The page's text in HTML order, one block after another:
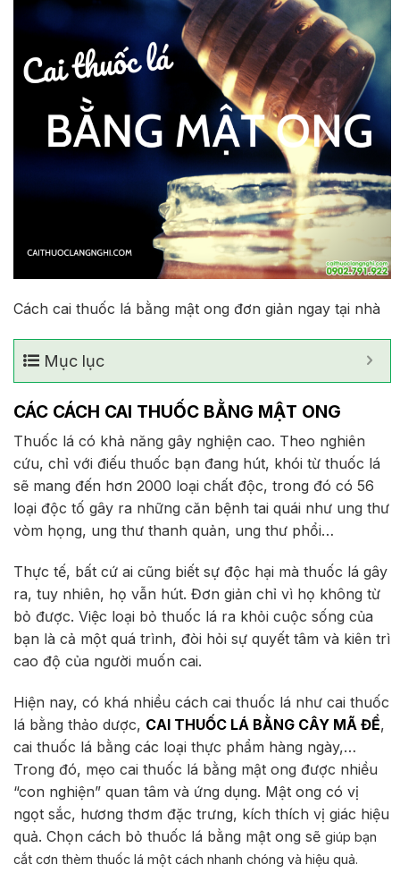
Cách cai thuốc lá bằng mật ong đơn giản ngay tại nhà
Mục lục
CÁC CÁCH CAI THUỐC BẰNG MẬT ONG
Thuốc lá có khả năng gây nghiện cao. Theo nghiên
cứu, chỉ với điếu thuốc bạn đang hút, khói từ thuốc lá
sẽ mang đến hơn 2000 loại chất độc, trong đó có 56
loại độc tố gây ra những căn bệnh tai quái như ung thư
vòm họng, ung thư thanh quản, ung thư phổi…
Thực tế, bất cứ ai cũng biết sự độc hại mà thuốc lá gây
ra, tuy nhiên, họ vẫn hút. Đơn giản chỉ vì họ không từ
bỏ được. Việc loại bỏ thuốc lá ra khỏi cuộc sống của
bạn là cả một quá trình, đòi hỏi sự quyết tâm và kiên trì
cao độ của người muốn cai.
Hiện nay, có khá nhiều cách cai thuốc lá như cai thuốc
lá bằng thảo dược, CAI THUỐC LÁ BẰNG CÂY MÃ ĐỀ,
cai thuốc lá bằng các loại thực phẩm hàng ngày,…
Trong đó, mẹo cai thuốc lá bằng mật ong được nhiều
“con nghiện” quan tâm và ứng dụng. Mật ong có vị
ngọt sắc, hương thơm đặc trưng, kích thích vị giác hiệu
quả. Chọn cách bỏ thuốc lá bằng mật ong sẽ giúp bạn
cắt cơn thèm thuốc lá một cách nhanh chóng và hiệu quả.